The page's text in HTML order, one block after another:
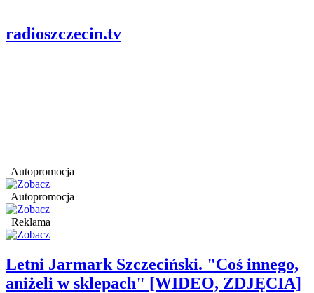
radioszczecin.tv
Autopromocja
Autopromocja
Reklama
Letni Jarmark Szczeciński. "Coś innego,
aniżeli w sklepach" [WIDEO, ZDJĘCIA]